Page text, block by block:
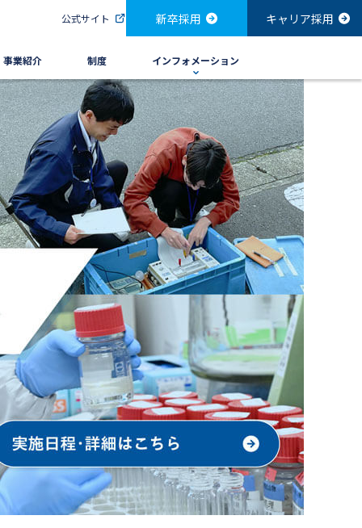
公式サイト 新卒採用 キャリア採用
事業紹介 制度 インフォメーション